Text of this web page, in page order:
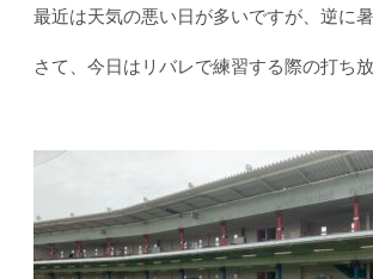
最近は天気の悪い日が多いですが、逆に
さて、今日はリバレで練習する際の打ち